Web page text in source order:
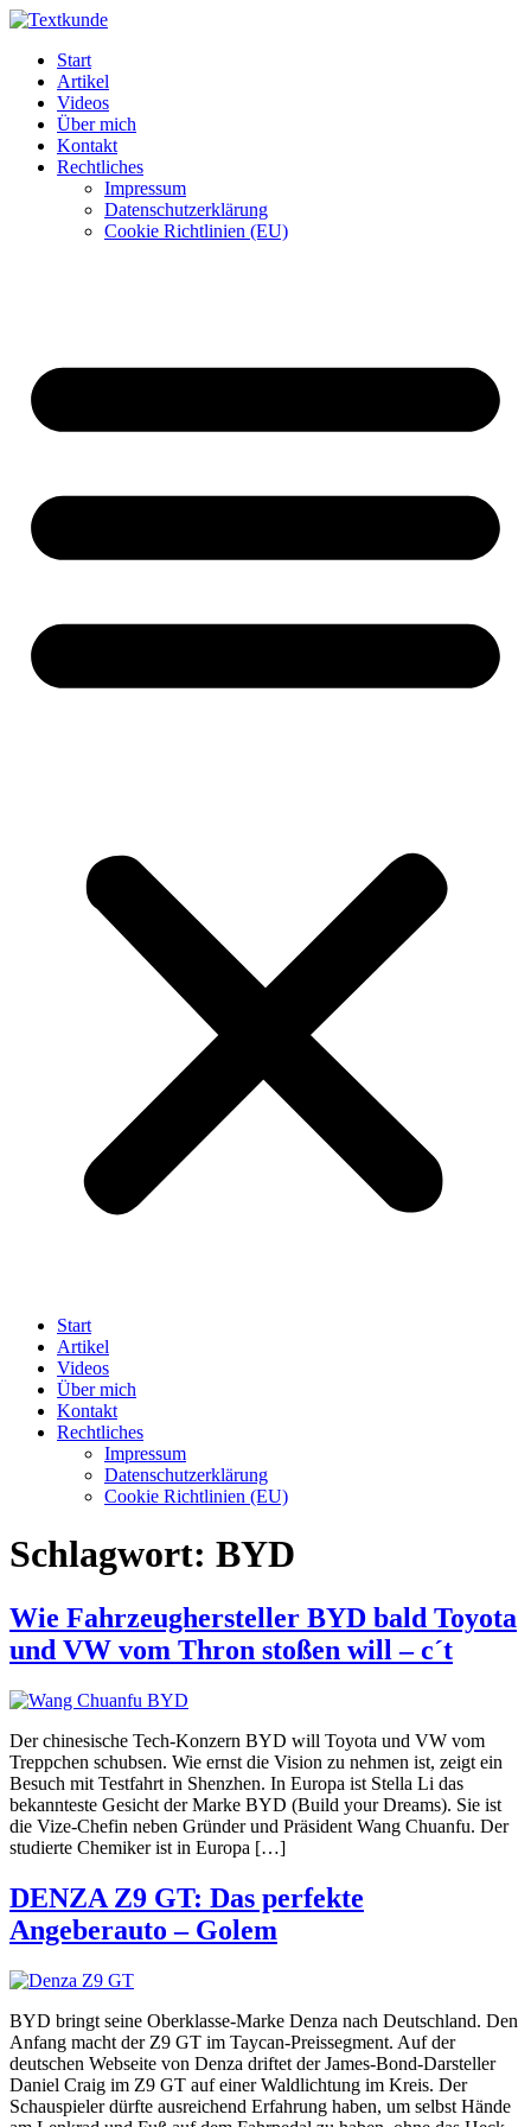
Zum
wechseln
Start
Artikel
Videos
Über mich
Kontakt
Rechtliches
Impressum
Datenschutzerklärung
Cookie Richtlinien (EU)
Start
Artikel
Videos
Über mich
Kontakt
Rechtliches
Impressum
Datenschutzerklärung
Cookie Richtlinien (EU)
Schlagwort: BYD
Wie Fahrzeughersteller BYD bald Toyota
und VW vom Thron stoßen will – c´t
Der chinesische Tech-Konzern BYD will Toyota und VW vom
Treppchen schubsen. Wie ernst die Vision zu nehmen ist, zeigt ein
Besuch mit Testfahrt in Shenzhen. In Europa ist Stella Li das
bekannteste Gesicht der Marke BYD (Build your Dreams). Sie ist
die Vize-Chefin neben Gründer und Präsident Wang Chuanfu. Der
studierte Chemiker ist in Europa […]
DENZA Z9 GT: Das perfekte
Angeberauto – Golem
BYD bringt seine Oberklasse-Marke Denza nach Deutschland. Den
Anfang macht der Z9 GT im Taycan-Preissegment. Auf der
deutschen Webseite von Denza driftet der James-Bond-Darsteller
Daniel Craig im Z9 GT auf einer Waldlichtung im Kreis. Der
Schauspieler dürfte ausreichend Erfahrung haben, um selbst Hände